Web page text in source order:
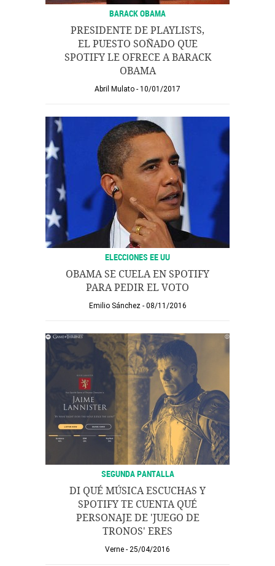
BARACK OBAMA
PRESIDENTE DE PLAYLISTS,
EL PUESTO SOÑADO QUE
SPOTIFY LE OFRECE A BARACK
OBAMA
Abril Mulato 10/01/2017
ELECCIONES EE UU
OBAMA SE CUELA EN SPOTIFY
PARA PEDIR EL VOTO
Emilio Sánchez 08/11/2016
SEGUNDA PANTALLA
DI QUÉ MÚSICA ESCUCHAS Y
SPOTIFY TE CUENTA QUÉ
PERSONAJE DE 'JUEGO DE
TRONOS' ERES
Verne 25/04/2016